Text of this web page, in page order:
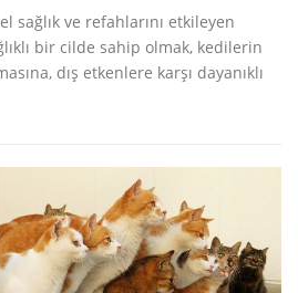
sağlık ve refahlarını etkileyen
bir cilde sahip olmak, kedilerin
dış etkenlere karşı dayanıklı